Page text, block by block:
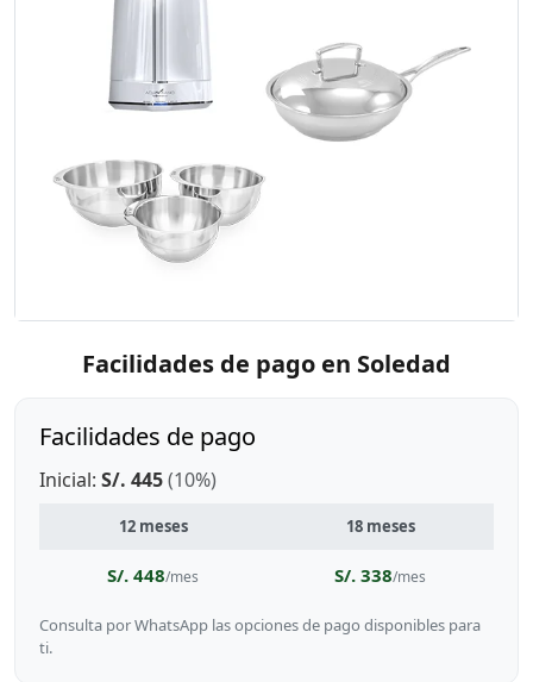
Facilidades de pago en Soledad
Facilidades de pago
Inicial: S/. 445(10%)
12 meses 18 meses
S/. 448/mes S/. 338/mes
Consulta por WhatsApp las opciones de pago disponibles para
ti.